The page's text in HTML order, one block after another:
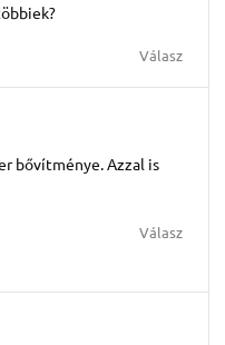
Válasz
bővítménye. Azzal is
Válasz